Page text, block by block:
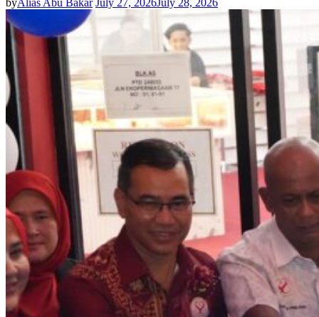
byAlias Abu Bakar July 27, 2026July 28, 2026